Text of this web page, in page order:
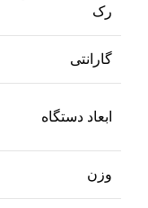
رک
گارانتی
ابعاد دستگاه
وزن